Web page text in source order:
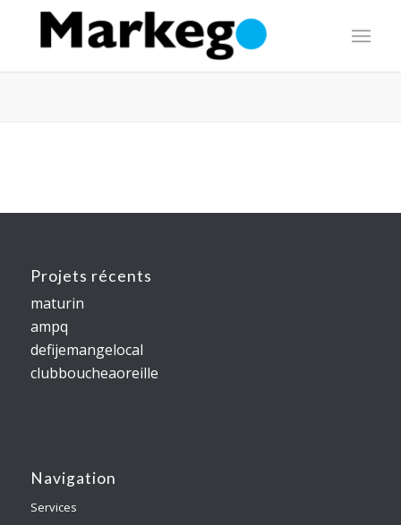
Projets récents
maturin
ampq
defijemangelocal
clubboucheaoreille
Navigation
Services